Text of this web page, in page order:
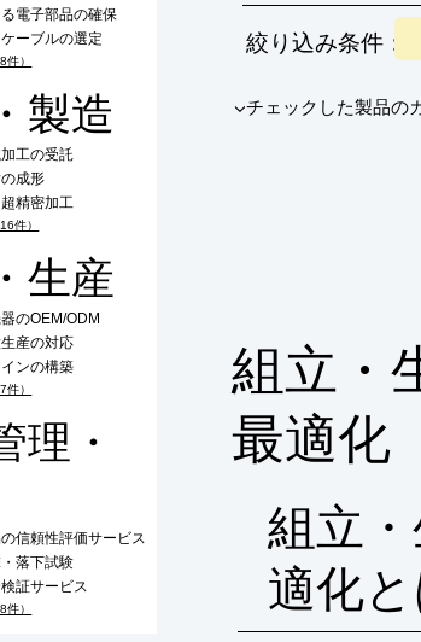
電子部品の確保
ーブルの選定
件）
製造
工の受託
成形
精密加工
件）
生産
のOEM/ODM
産の対応
ンの構築
件）
理・
信頼性評価サービス
落下試験
証サービス
件）
絞り込み条件：
​▼チェックした製品の
組立・
最適化
組立
適化と